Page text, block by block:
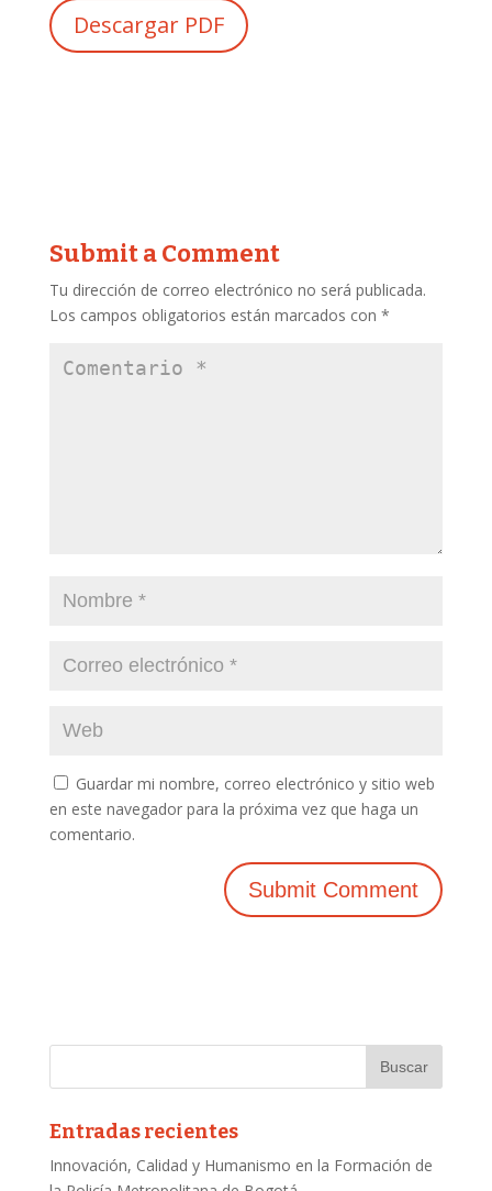
Descargar PDF
Submit a Comment
Tu dirección de correo electrónico no será publicada.
Los campos obligatorios están marcados con *
Guardar mi nombre, correo electrónico y sitio web
en este navegador para la próxima vez que haga un
comentario.
Entradas recientes
Innovación, Calidad y Humanismo en la Formación de